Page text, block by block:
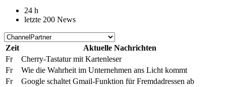
24 h
letzte 200 News
Zeit
Aktuelle Nachrichten
Fr
Cherry-Tastatur mit Kartenleser
Fr
Wie die Wahrheit im Unternehmen ans Licht kommt
Fr
Google schaltet Gmail-Funktion für Fremdadressen ab